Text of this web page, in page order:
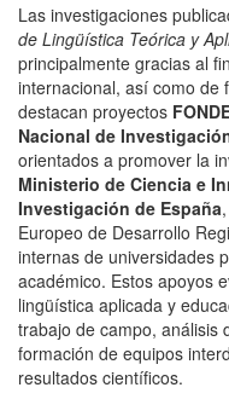
Las investigaciones
de Lingüística Teórica y
principalmente gracias al
internacional, así como de
destacan proyectos
Nacional de
orientados a promover la
Ministerio de Ciencia e
Investigación de España
Europeo de Desarrollo
internas de universidades
académico. Estos apoyos
lingüística aplicada y
trabajo de campo, análisis
formación de equipos
resultados científicos.